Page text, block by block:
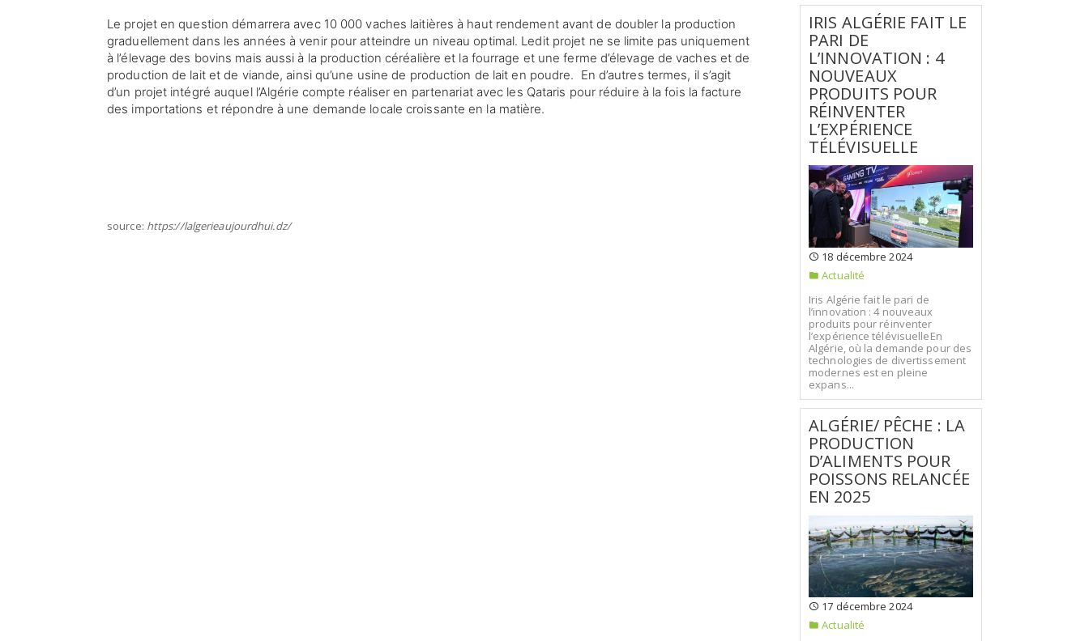
Le projet en question démarrera avec 10 000 vaches laitières à haut rendement avant de doubler la production
graduellement dans les années à venir pour atteindre un niveau optimal. Ledit projet ne se limite pas uniquement
à l’élevage des bovins mais aussi à la production céréalière et la fourrage et une ferme d’élevage de vaches et de
production de lait et de viande, ainsi qu’une usine de production de lait en poudre. En d’autres termes, il s’agit
d’un projet intégré auquel l’Algérie compte réaliser en partenariat avec les Qataris pour réduire à la fois la facture
des importations et répondre à une demande locale croissante en la matière.
source: https://lalgerieaujourdhui.dz/
IRIS ALGÉRIE FAIT LE
PARI DE
L’INNOVATION : 4
NOUVEAUX
PRODUITS POUR
RÉINVENTER
L’EXPÉRIENCE
TÉLÉVISUELLE
18 décembre 2024
Actualité
Iris Algérie fait le pari de
l’innovation : 4 nouveaux
produits pour réinventer
l’expérience télévisuelleEn
Algérie, où la demande pour des
technologies de divertissement
modernes est en pleine
expans...
ALGÉRIE/ PÊCHE : LA
PRODUCTION
D’ALIMENTS POUR
POISSONS RELANCÉE
EN 2025
17 décembre 2024
Actualité